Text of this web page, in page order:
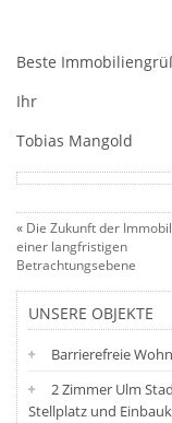
Beste
Ihr
Tobias Mangold
« Die Zukunft der
einer langfristigen
Betrachtungsebene
UNSERE OBJEKTE
Barrierefreie
2 Zimmer Ulm
Stellplatz und